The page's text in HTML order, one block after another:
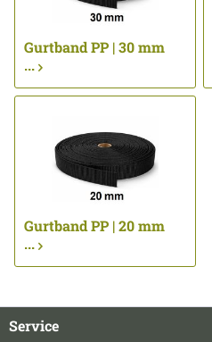
Gurtband PP | 30 mm
...
Gurtband PP | 20 mm
...
Service